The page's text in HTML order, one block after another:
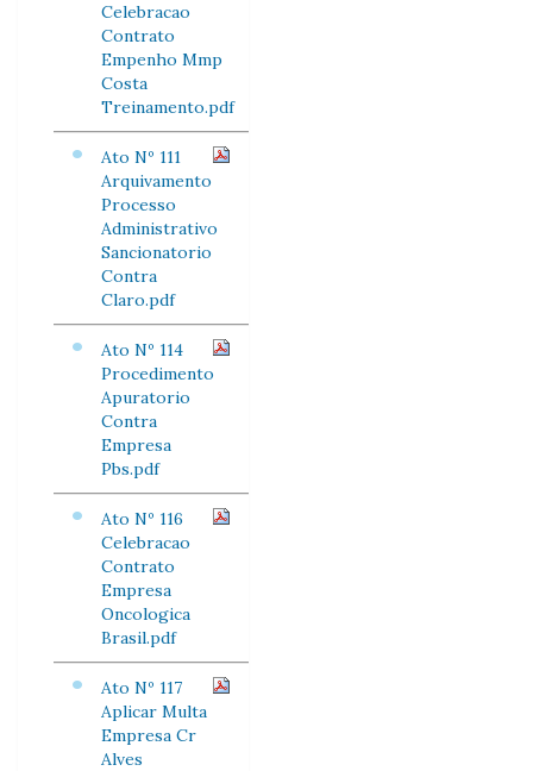
Celebracao
Contrato
Empenho Mmp
Costa
Treinamento.pdf
Ato Nº 111
Arquivamento
Processo
Administrativo
Sancionatorio
Contra
Claro.pdf
Ato Nº 114
Procedimento
Apuratorio
Contra
Empresa
Pbs.pdf
Ato Nº 116
Celebracao
Contrato
Empresa
Oncologica
Brasil.pdf
Ato Nº 117
Aplicar Multa
Empresa Cr
Alves